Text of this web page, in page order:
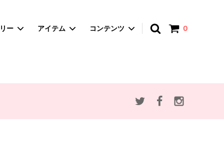
0
ー
赤ずきんとオオカミ
アイテム
かごバッグ
コンテンツ